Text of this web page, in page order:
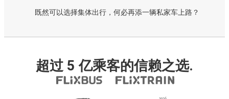
既然可以选择集体出行，何必再添一辆私家车上路？
超过 5 亿乘客的信赖之选.